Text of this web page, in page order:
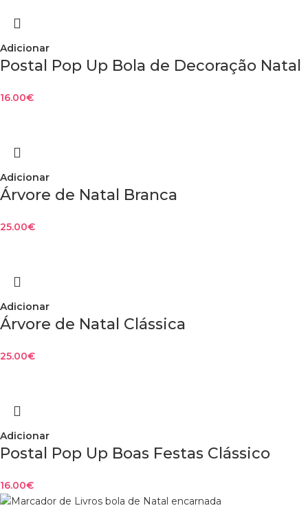
Adicionar
Postal Pop Up Bola de Decoração Natal
16.00€
Adicionar
Árvore de Natal Branca
25.00€
Adicionar
Árvore de Natal Clássica
25.00€
Adicionar
Postal Pop Up Boas Festas Clássico
16.00€